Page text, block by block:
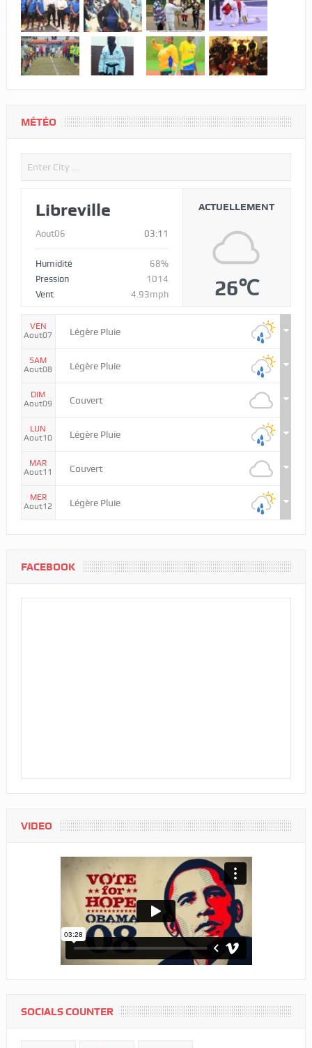
MÉTÉO
Libreville
Aout06 03:11
Humidité
68%
Pression
1014
Vent
4.93mph
ACTUELLEMENT
26℃
VEN
Aout07
Légère Pluie
SAM
Aout08
Légère Pluie
DIM
Aout09
Couvert
LUN
Aout10
Légère Pluie
MAR
Aout11
Couvert
MER
Aout12
Légère Pluie
FACEBOOK
VIDEO
SOCIALS COUNTER